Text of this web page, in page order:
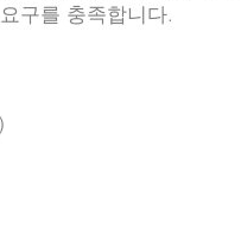
구를 충족합니다.